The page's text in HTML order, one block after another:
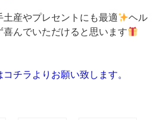
土産やプレセントにも最適
ヘル
喜んでいただけると思います
チラよりお願い致します。